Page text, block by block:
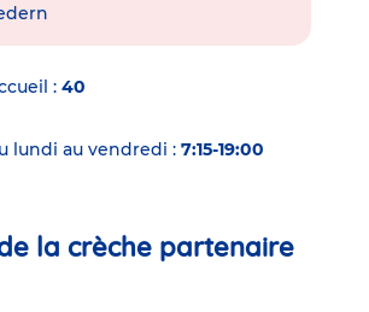
40
lundi au vendredi : 7:15-19:00
la crèche partenaire